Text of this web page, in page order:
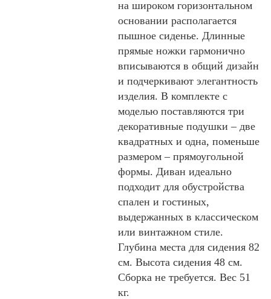
на широком горизонтальном
основании располагается
пышное сиденье. Длинные
прямые ножки гармонично
вписываются в общий дизайн
и подчеркивают элегантность
изделия. В комплекте с
моделью поставляются три
декоративные подушки – две
квадратных и одна, поменьше
размером – прямоугольной
формы. Диван идеально
подходит для обустройства
спален и гостиных,
выдержанных в классическом
или винтажном стиле.
Глубина места для сидения 82
см. Высота сидения 48 см.
Сборка не требуется. Вес 51
кг.